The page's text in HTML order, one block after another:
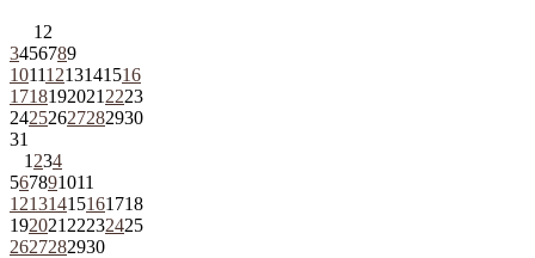
1 2
3456789
10111213141516
1718192021 2223
24252627282930
31
1 234
567891011
12131415161718
192021 22232425
2627282930